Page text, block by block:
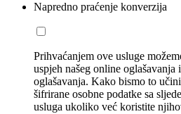
Napredno praćenje konverzija
Prihvaćanjem ove usluge
uspjeh našeg online
oglašavanja. Kako bismo to
šifrirane osobne podatke sa
usluga ukoliko već koristite